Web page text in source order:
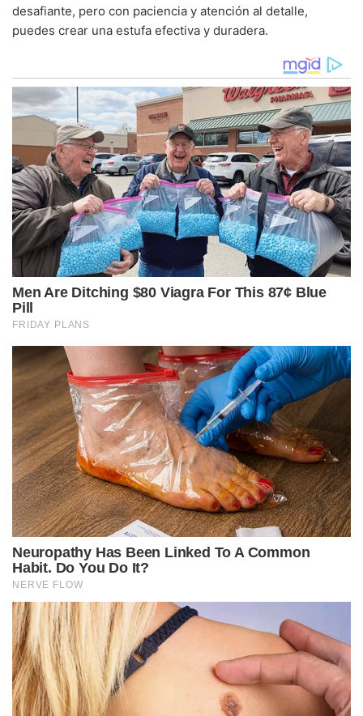
desafiante, pero con paciencia y atención al detalle,
puedes crear una estufa efectiva y duradera.